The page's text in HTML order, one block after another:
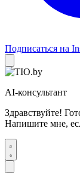
Подписаться на
AI-консультант
Здравствуйте!
Напишите мне,